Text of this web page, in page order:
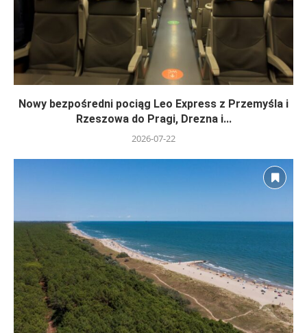
Nowy bezpośredni pociąg Leo Express z Przemyśla i
Rzeszowa do Pragi, Drezna i...
2026-07-22